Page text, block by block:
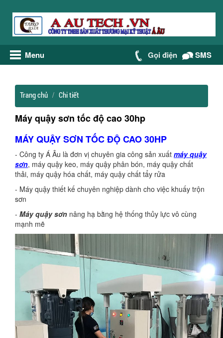
Menu Gọi điện SMS
Trang chủ Chi tiết
Máy quậy sơn tốc độ cao 30hp
MÁY QUẬY SƠN TỐC ĐỘ CAO 30HP
- Công ty Á Âu là đơn vị chuyên gia công sản xuất máy quậy
sơn, máy quậy keo, máy quậy phân bón, máy quậy chất
thải, máy quậy hóa chất, máy quậy chất tẩy rửa
- Máy quậy thiết kế chuyên nghiệp dành cho việc khuấy trộn
sơn
- Máy quậy sơn nâng hạ bằng hệ thống thủy lực vô cùng
mạnh mẽ